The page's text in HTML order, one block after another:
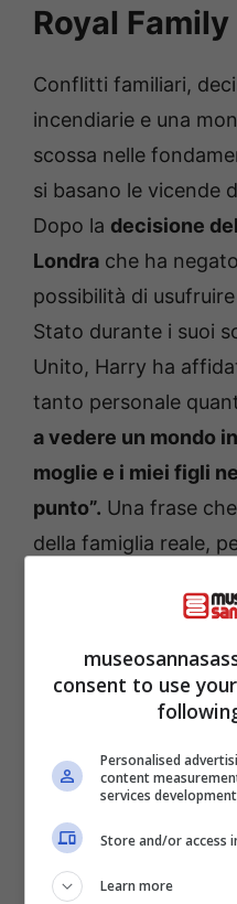
Royal Family
Conflitti familiari,
incendiarie e una
scossa nelle
si basano le vicende
Dopo la decisione
Londra che ha
possibilità di
Stato durante i suoi
Unito, Harry ha
tanto personale
a vedere un mondo
moglie e i miei figli
punto”. Una frase
della famiglia reale,
“Harry in trappola”: il
consent to use
Personalised
content
services development
Store and/or access
Learn more